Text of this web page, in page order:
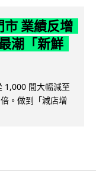
市 業績反增
潮「新鮮
1,000 間大幅減至
。做到「減店增